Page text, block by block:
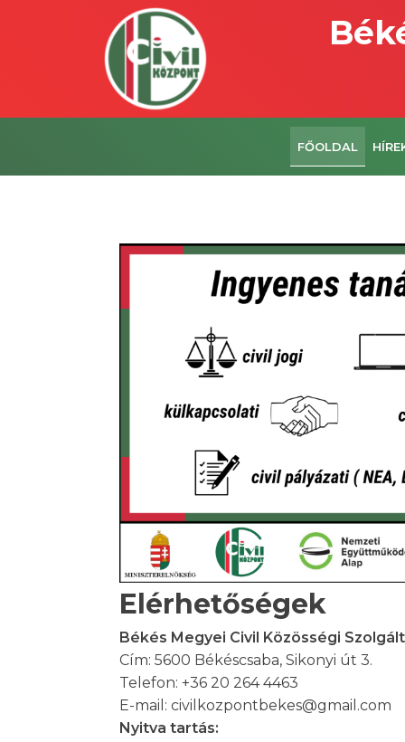
FŐOLDAL
Elérhetőségek
Békés Megyei Civil Közösségi
Cím: 5600 Békéscsaba, Sikonyi út 3.
Telefon: +36 20 264 4463
E-mail: civilkozpontbekes@gmail.com
Nyitva tartás: